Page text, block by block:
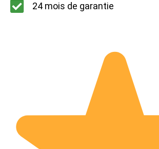
24 mois de garantie